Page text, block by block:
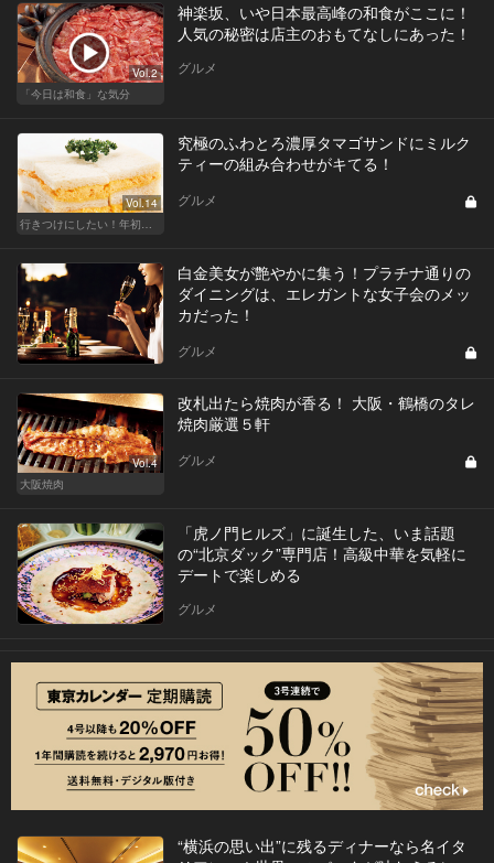
Vol.2
「今日は和食」な気分
神楽坂、いや日本最高峰の和食がここに！
人気の秘密は店主のおもてなしにあった！
グルメ
Vol.14
行きつけにしたい！年初めのご褒美ランチ
究極のふわとろ濃厚タマゴサンドにミルク
ティーの組み合わせがキてる！
グルメ
白金美女が艶やかに集う！プラチナ通りの
ダイニングは、エレガントな女子会のメッ
カだった！
グルメ
Vol.4
大阪焼肉
改札出たら焼肉が香る！ 大阪・鶴橋のタレ
焼肉厳選５軒
グルメ
「虎ノ門ヒルズ」に誕生した、いま話題
の“北京ダック”専門店！高級中華を気軽に
デートで楽しめる
グルメ
“横浜の思い出”に残るディナーなら名イタ